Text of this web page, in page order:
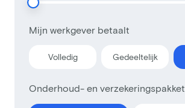
Mijn werkgever betaalt
Volledig Gedeeltelijk
Onderhoud- en verzekeringspakket